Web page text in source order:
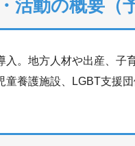
活動の概要（
。地方人材や出産、子
童養護施設、LGBT支援